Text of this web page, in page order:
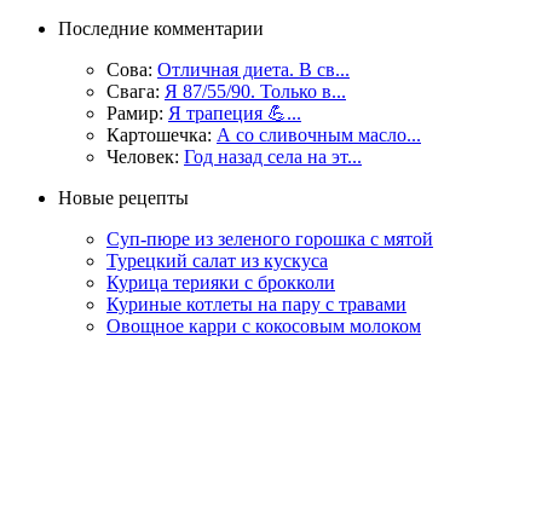
Последние комментарии
Сова: Отличная диета. В св...
Свага: Я 87/55/90. Только в...
Рамир: Я трапеция 💪...
Картошечка: А со сливочным масло...
Человек: Год назад села на эт...
Новые рецепты
Суп-пюре из зеленого горошка с мятой
Турецкий салат из кускуса
Курица терияки с брокколи
Куриные котлеты на пару с травами
Овощное карри с кокосовым молоком